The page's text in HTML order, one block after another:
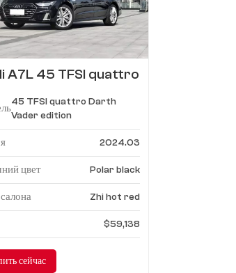
A7L 45 TFSI quattro
45 TFSI quattro Darth
Vader edition
2024.03
цвет Polar black
Zhi hot red
$59,138
сейчас